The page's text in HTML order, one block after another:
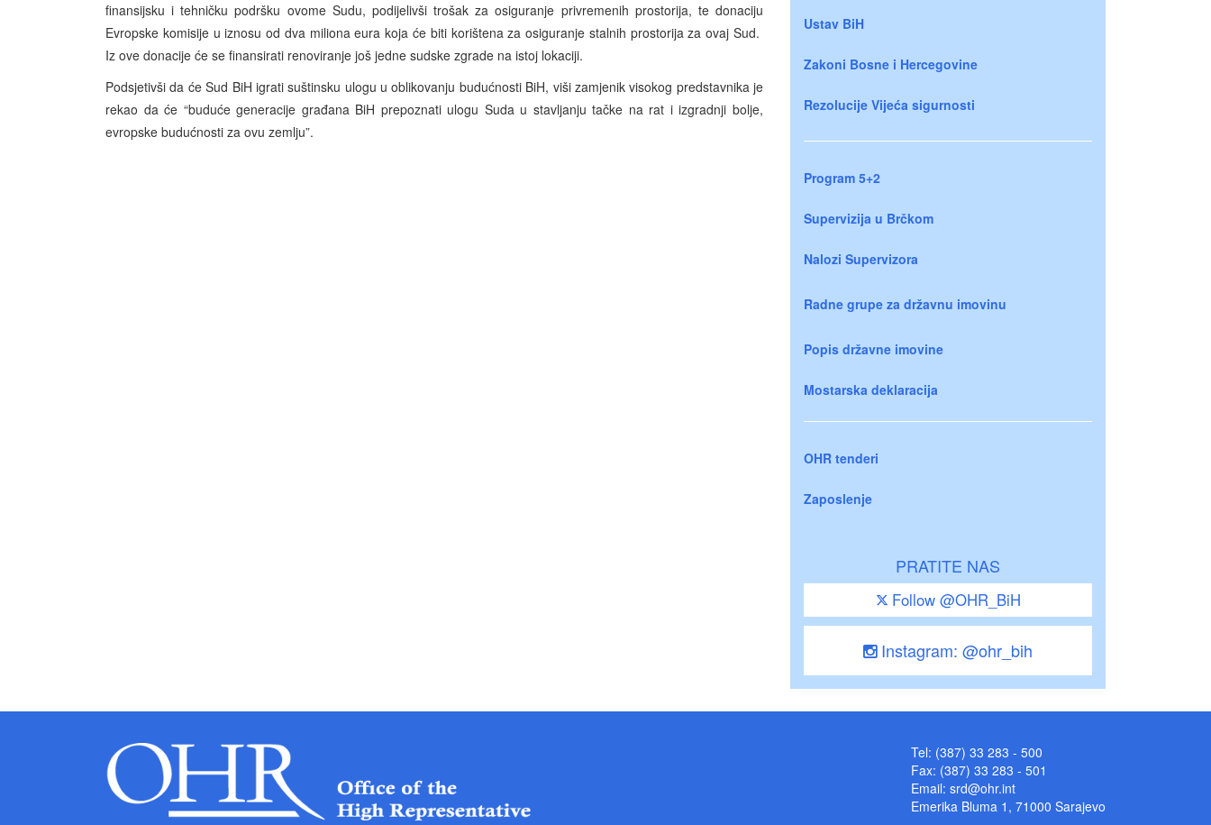
finansijsku i tehničku podršku ovome Sudu, podijelivši trošak za osiguranje privremenih prostorija, te donaciju
Evropske komisije u iznosu od dva miliona eura koja će biti korištena za osiguranje stalnih prostorija za ovaj Sud.
Iz ove donacije će se finansirati renoviranje još jedne sudske zgrade na istoj lokaciji.
Podsjetivši da će Sud BiH igrati suštinsku ulogu u oblikovanju budućnosti BiH, viši zamjenik visokog predstavnika je
rekao da će “buduće generacije građana BiH prepoznati ulogu Suda u stavljanju tačke na rat i izgradnji bolje,
evropske budućnosti za ovu zemlju”.
Ustav BiH
Zakoni Bosne i Hercegovine
Rezolucije Vijeća sigurnosti
Program 5+2
Supervizija u Brčkom
Nalozi Supervizora
Radne grupe za državnu imovinu
Popis državne imovine
Mostarska deklaracija
OHR tenderi
Zaposlenje
PRATITE NAS
Follow @OHR_BiH
Instagram: @ohr_bih
Tel: (387) 33 283 - 500
Fax: (387) 33 283 - 501
Email: srd@ohr.int
Emerika Bluma 1, 71000 Sarajevo